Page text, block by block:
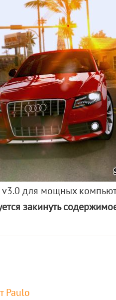
v3.0 для мощных
закинуть
Paulo